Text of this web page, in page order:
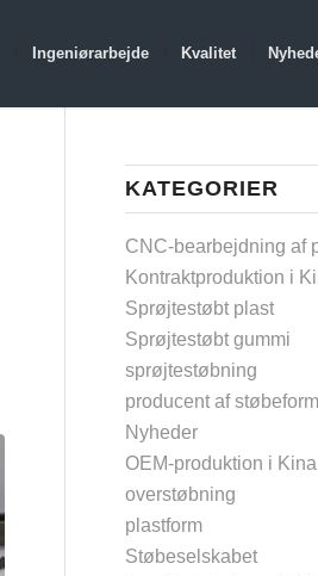
Ingeniørarbejde Kvalitet
KATEGORIER
CNC-bearbejdning af
Kontraktproduktion i
Sprøjtestøbt plast
Sprøjtestøbt gummi
sprøjtestøbning
producent af
Nyheder
OEM-produktion i Kina
overstøbning
plastform
Støbeselskabet